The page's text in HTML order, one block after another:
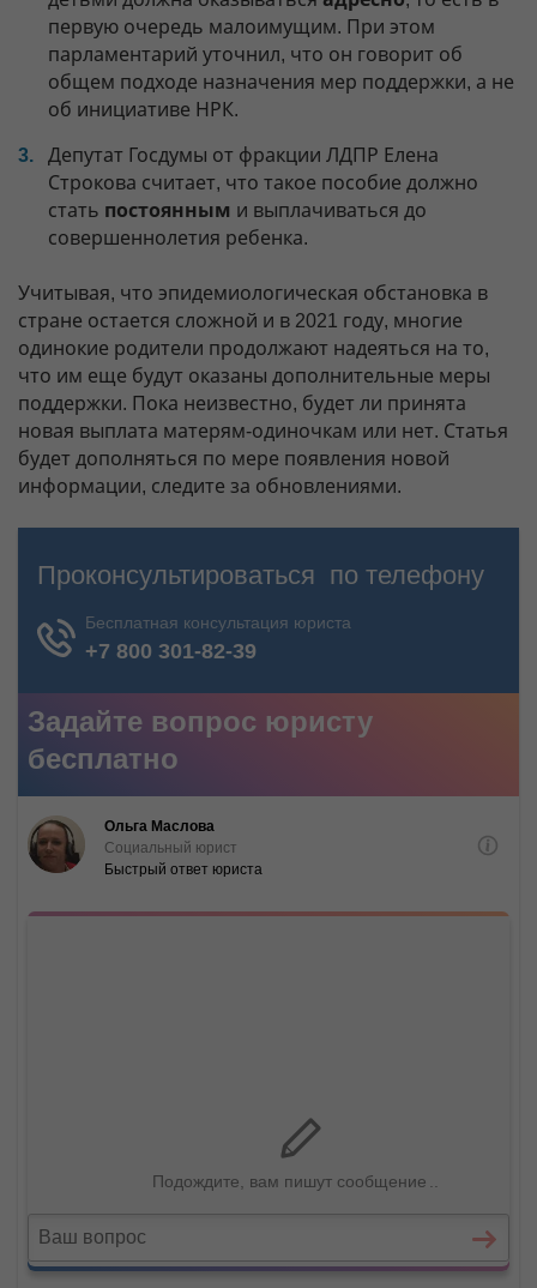
первую очередь малоимущим. При этом
парламентарий уточнил, что он говорит об
общем подходе назначения мер поддержки, а не
об инициативе НРК.
Депутат Госдумы от фракции ЛДПР Елена
Строкова считает, что такое пособие должно
стать постоянным и выплачиваться до
совершеннолетия ребенка.
Учитывая, что эпидемиологическая обстановка в
стране остается сложной и в 2021 году, многие
одинокие родители продолжают надеяться на то,
что им еще будут оказаны дополнительные меры
поддержки. Пока неизвестно, будет ли принята
новая выплата матерям-одиночкам или нет. Статья
будет дополняться по мере появления новой
информации, следите за обновлениями.